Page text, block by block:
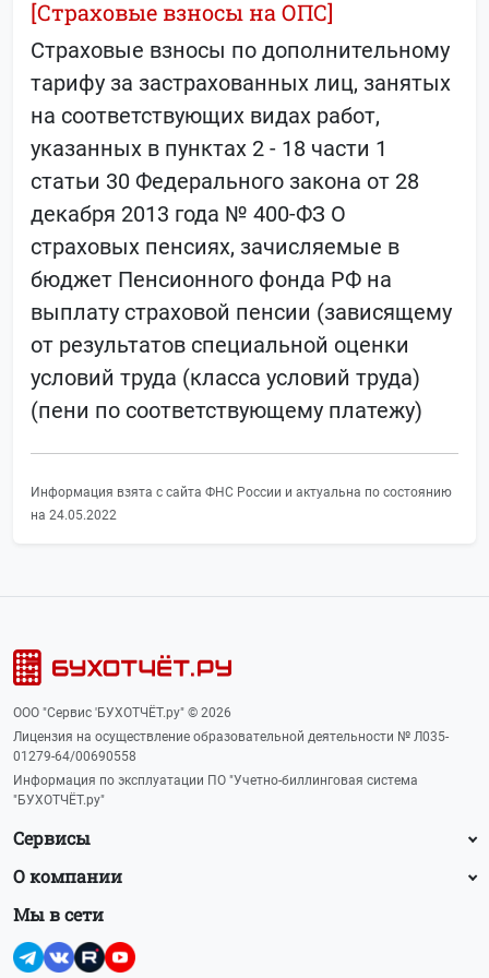
[Страховые взносы на ОПС]
Страховые взносы по дополнительному
тарифу за застрахованных лиц, занятых
на соответствующих видах работ,
указанных в пунктах 2 - 18 части 1
статьи 30 Федерального закона от 28
декабря 2013 года № 400-ФЗ О
страховых пенсиях, зачисляемые в
бюджет Пенсионного фонда РФ на
выплату страховой пенсии (зависящему
от результатов специальной оценки
условий труда (класса условий труда)
(пени по соответствующему платежу)
Информация взята с сайта ФНС России и актуальна по состоянию
на 24.05.2022
ООО "Сервис 'БУХОТЧЁТ.ру" © 2026
Лицензия на осуществление образовательной деятельности № Л035-
01279-64/00690558
Информация по эксплуатации ПО "Учетно-биллинговая система
"БУХОТЧЁТ.ру"
Сервисы
О компании
Мы в сети